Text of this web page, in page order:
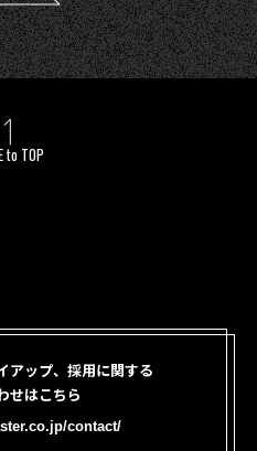
to TOP
アップ、採用に関する
せはこちら
contact/